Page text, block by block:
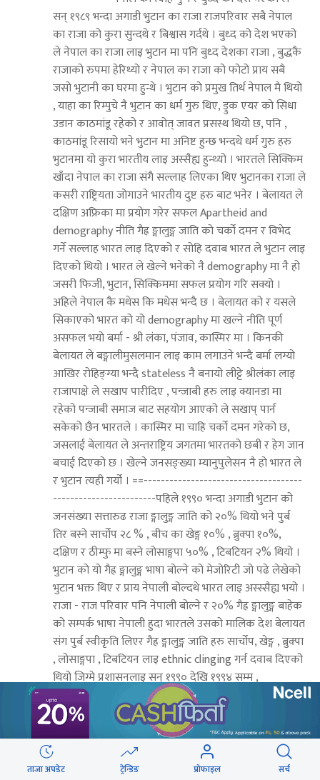
सन् १९८९ भन्दा अगाडी भुटान का राजा राजपरिवार सबै नेपाल
का राजा को कुरा सुन्दथे र बिश्वास गर्दथे । बुध्द को देश भएको
ले नेपाल का राजा लाइ भुटान मा पनि बुध्द देशका राजा , बुद्धकै
राजाको रुपमा हेरिथ्यो र नेपाल का राजा को फोटो प्राय सबै
जसो भुटानी का घरमा हुन्थे । भुटान को प्रमुख तिर्थ नेपाल मै थियो
, याहा का रिम्पुचे नै भुटान का धर्म गुरु थिए, ड्रुक एयर को सिधा
उडान काठमांडू रहेको र आवोत् जावत प्रसस्थ थियो छ, पनि ,
काठमांडू रिसायो भने भुटान मा अनिष्ट हुन्छ भन्दथे धर्म गुरु हरु
भुटानमा यो कुरा भारतीय लाइ अस्सैह्य हुन्थ्यो । भारतले सिक्किम
खाँदा नेपाल का राजा संगै सल्लाह लिएका थिए भुटानका राजा ले
कसरी राष्ट्रियता जोगाउने भारतीय दुष्ट हरु बाट भनेर । बेलायत ले
दक्षिण अफ्रिका मा प्रयोग गरेर सफल Apartheid and
demography नीति गैह्र ङ्गालुङ्ग जाति को चर्को दमन र विभेद
गर्ने सल्लाह भारत लाइ दिएको र सोहि दवाब भारत ले भुटान लाइ
दिएको थियो । भारत ले खेल्ने भनेको नै demography मा नै हो
जसरी फिजी, भुटान, सिक्किममा सफल प्रयोग गरि सक्यो ।
अहिले नेपाल कै मधेस कि मधेस भन्दै छ । बेलायत को र यसले
सिकाएको भारत को यो demography मा खल्ने नीति पूर्ण
असफल भयो बर्मा - श्री लंका, पंजाव, कास्मिर मा । किनकी
बेलायत ले बङ्गालीमुसलमान लाइ काम लगाउने भन्दै बर्मा लग्यो
आखिर रोहिङ्ग्या भन्दै stateless नै बनायो लीट्टे श्रीलंका लाइ
राजापाक्षे ले सखाप पारीदिए , पन्जाबी हरु लाइ क्यानडा मा
रहेको पन्जाबी समाज बाट सहयोग आएको ले सखाप् पार्न
सकेको छैन भारतले । कास्मिर मा चाहि चर्को दमन गरेको छ,
जसलाई बेलायत ले अन्तराष्ट्रिय जगतमा भारतको छबी र हेग जान
बचाई दिएको छ । खेल्ने जनसङ्ख्या म्यानुपुलेसन नै हो भारत ले
र भुटान त्यही गर्यो । ==-------------------------------------
------------------------पहिले १९९० भन्दा अगाडी भुटान को
जनसंख्या सत्तारुढ राजा ङ्गालुङ्ग जाति को २०% थियो भने पुर्ब
तिर बस्ने सार्चोप २८ % , बीच का खेङ्ग १०% , ब्रुक्पा १०%,
दक्षिण र ठीम्फु मा बस्ने लोसाङ्गपा ५०% , टिबटियन २% थियो ।
भुटान को यो गैह्र ङ्गालुङ्ग भाषा बोल्ने को मेजोरिटी जो पढे लेखेको
भुटान भक्त थिए र प्राय नेपाली बोल्दथे भारत लाइ अस्स्सैह्य भयो ।
राजा - राज परिवार पनि नेपाली बोल्ने र २०% गैह्र ङ्गालुङ्ग बाहेक
को सम्पर्क भाषा नेपाली हुदा भारतले उसको मालिक देश बेलायत
संग पुर्ब स्वीकृति लिएर गैह्र ङ्गालुङ्ग जाति हरु सार्चोप, खेङ्ग , ब्रुक्पा
, लोसाङ्गपा , टिबटियन लाइ ethnic clinging गर्न दवाब दिएको
थियो जिग्मे प्रशासनलाइ सन् १९९० देखि १९९४ सम्म ,
अन्तरास्ट्रिय रुपमा भुटान को इमेज लाइ ग्रोस नेसनाल हयाप्पीनेस
भन्ने कुडा - कर्कट लाइ अगाडी बढायो । भारत र त्यसको मालिक
देश बेलायत कै करामत हो भुटानी शरर्णार्थी को मूल समस्या । हेग
जानु पर्ने जिग्मे , भारतीय त्यो बेला का प्रधानमन्त्री लाइ बचाईदियो
बेलायत ले । यी भुटानबादी नेता टेक नाथ रिजाल लाइ करोड
ताजा अपडेट ट्रेन्डिङ प्रोफाइल सर्च